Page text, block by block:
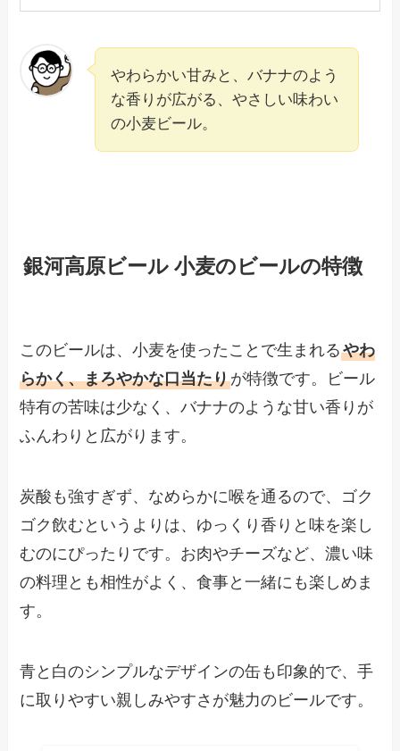
やわらかい甘みと、バナナのよう
な香りが広がる、やさしい味わい
の小麦ビール。
銀河高原ビール 小麦のビールの特徴
このビールは、小麦を使ったことで生まれるやわ
らかく、まろやかな口当たりが特徴です。ビール
特有の苦味は少なく、バナナのような甘い香りが
ふんわりと広がります。
炭酸も強すぎず、なめらかに喉を通るので、ゴク
ゴク飲むというよりは、ゆっくり香りと味を楽し
むのにぴったりです。お肉やチーズなど、濃い味
の料理とも相性がよく、食事と一緒にも楽しめま
す。
青と白のシンプルなデザインの缶も印象的で、手
に取りやすい親しみやすさが魅力のビールです。